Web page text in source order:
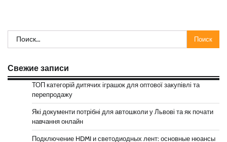
Найти:
Свежие записи
ТОП категорій дитячих іграшок для оптової закупівлі та
перепродажу
Які документи потрібні для автошколи у Львові та як почати
навчання онлайн
Подключение HDMI и светодиодных лент: основные нюансы